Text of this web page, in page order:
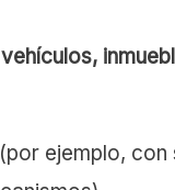
ejemplo, con